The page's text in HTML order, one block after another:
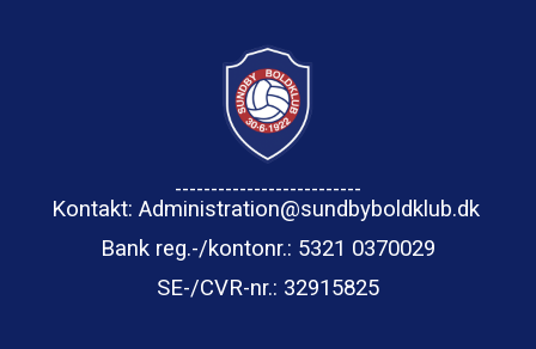
--------------------------
Kontakt: Administration@sundbyboldklub.dk
Bank reg.-/kontonr.: 5321 0370029
SE-/CVR-nr.: 32915825